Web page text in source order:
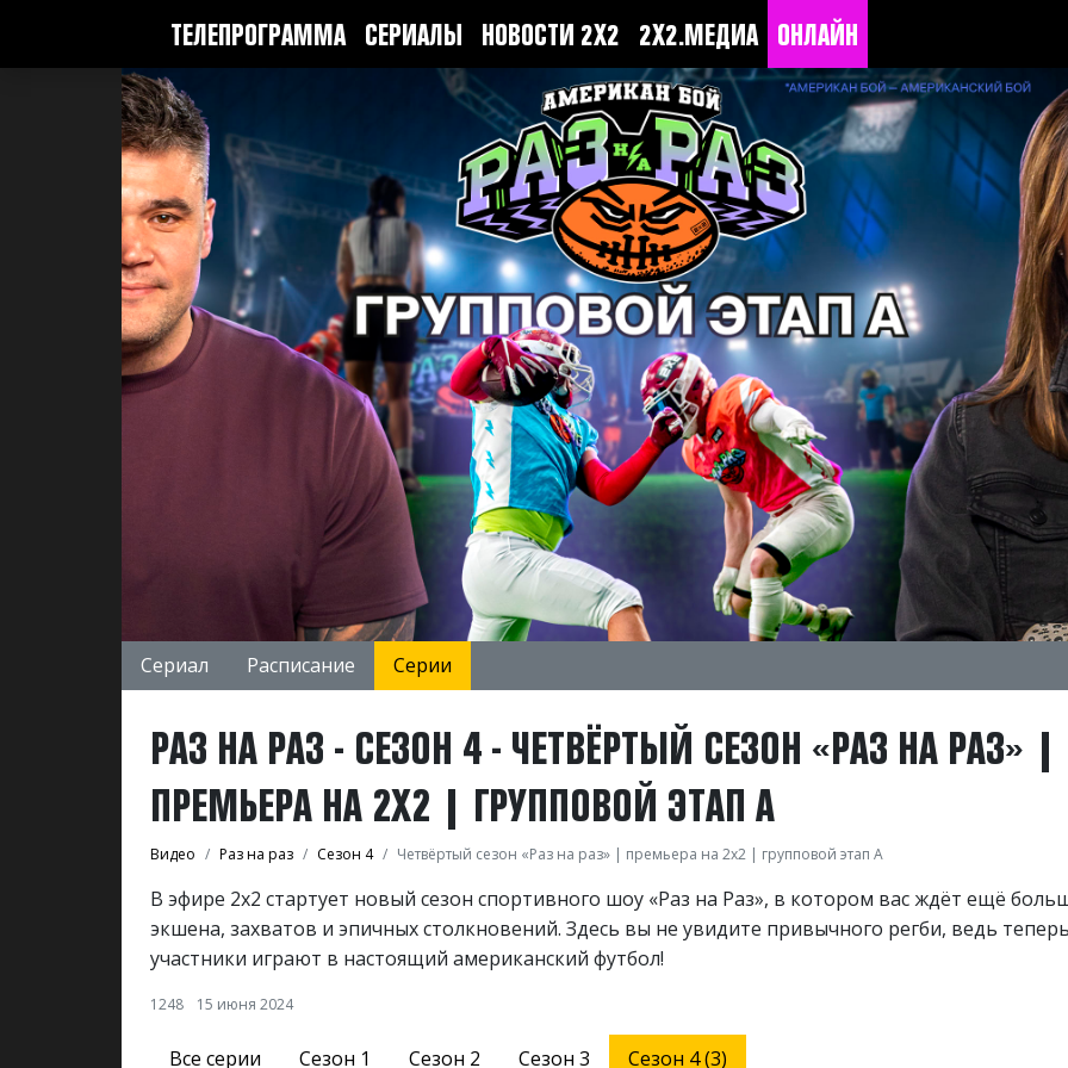
ТЕЛЕПРОГРАММА СЕРИАЛЫ НОВОСТИ 2Х2 2Х2.МЕДИА ОНЛАЙН
Сериал Расписание Серии
РАЗ НА РАЗ - СЕЗОН 4 - ЧЕТВЁРТЫЙ СЕЗОН «РАЗ НА РАЗ» |
ПРЕМЬЕРА НА 2Х2 | ГРУППОВОЙ ЭТАП А
Видео Раз на раз Сезон 4 Четвёртый сезон «Раз на раз» | премьера на 2х2 | групповой этап А
В эфире 2х2 стартует новый сезон спортивного шоу «Раз на Раз», в котором вас ждёт ещё
экшена, захватов и эпичных столкновений. Здесь вы не увидите привычного регби, ведь
участники играют в настоящий американский футбол!
1248 15 июня 2024
Все серии Сезон 1 Сезон 2 Сезон 3 Сезон 4 (3)